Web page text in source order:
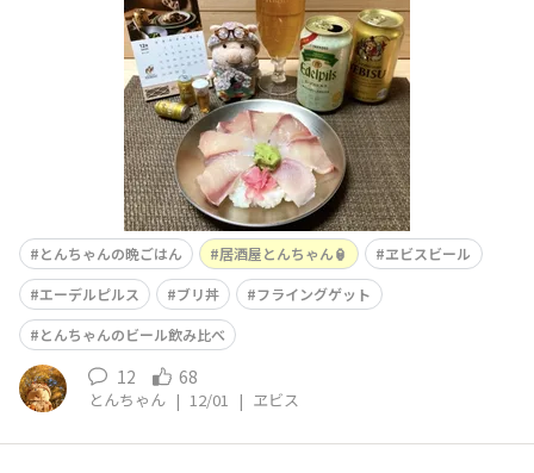
とんちゃんの晩ごはん 居酒屋とんちゃん🏮
ヱビスビール
エーデルピルス
ブリ丼
フライングゲット
とんちゃんのビール飲み比べ
12 68
とんちゃん | 12/01 | ヱビス